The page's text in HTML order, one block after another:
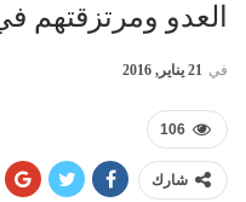
العدو ومرتزقتهم
في 21 يناير, 2016
106
شارك